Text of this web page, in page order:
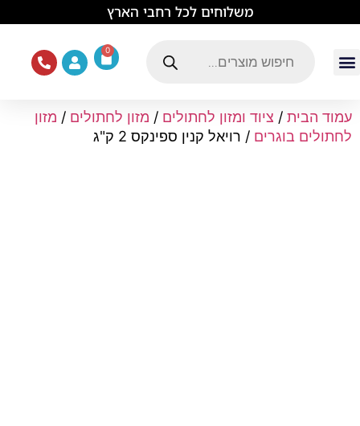
משלוחים לכל רחבי הארץ
0
עמוד הבית / ציוד ומזון לחתולים / מזון לחתולים / מזון
לחתולים בוגרים / רויאל קנין ספינקס 2 ק"ג